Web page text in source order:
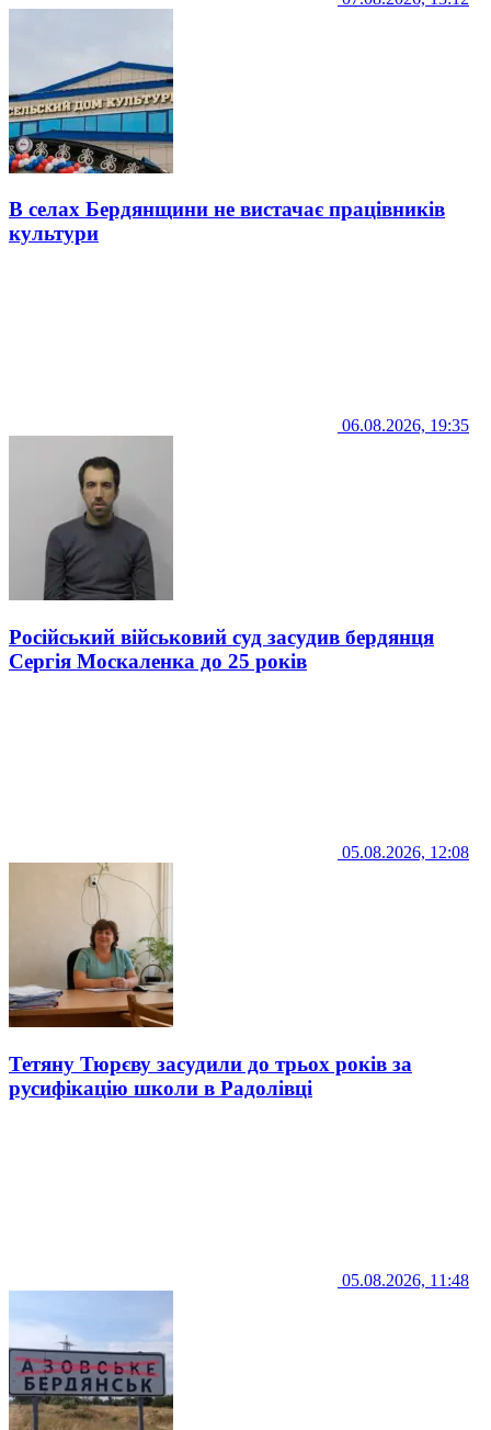
В селах Бердянщини не вистачає працівників
культури
06.08.2026, 19:35
Російський військовий суд засудив бердянця
Сергія Москаленка до 25 років
05.08.2026, 12:08
Тетяну Тюрєву засудили до трьох років за
русифікацію школи в Радолівці
05.08.2026, 11:48